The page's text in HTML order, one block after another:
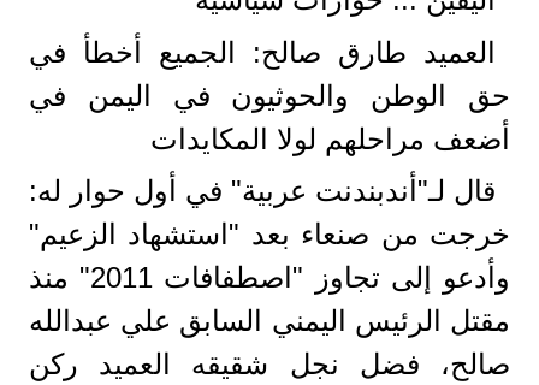
العميد طارق صالح: الجميع أخطأ في
حق الوطن والحوثيون في اليمن في
أضعف مراحلهم لولا المكايدات
قال لـ"أندبندنت عربية" في أول حوار له:
خرجت من صنعاء بعد "استشهاد الزعيم"
وأدعو إلى تجاوز "اصطفافات 2011" منذ
مقتل الرئيس اليمني السابق علي عبدالله
صالح، فضل نجل شقيقه العميد ركن